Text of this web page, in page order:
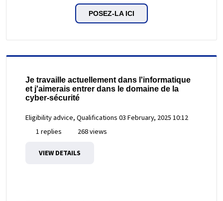
POSEZ-LA ICI
Je travaille actuellement dans l'informatique
et j'aimerais entrer dans le domaine de la
cyber-sécurité
Eligibility advice, Qualifications 03 February, 2025 10:12
1 replies
268 views
VIEW DETAILS